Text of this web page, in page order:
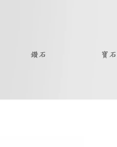
鑽石 寶石